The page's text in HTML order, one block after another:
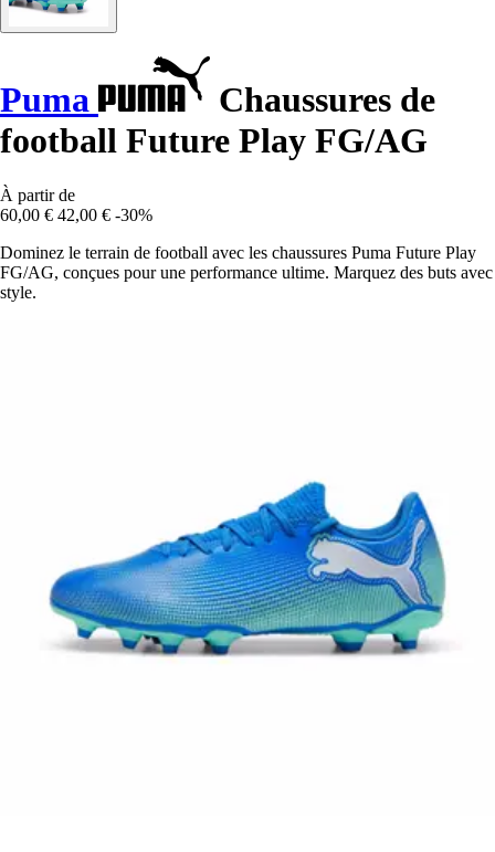
Puma
Chaussures de
football Future Play FG/AG
À partir de
60,00 € 42,00 € -30%
Dominez le terrain de football avec les chaussures Puma Future Play
FG/AG, conçues pour une performance ultime. Marquez des buts avec
style.